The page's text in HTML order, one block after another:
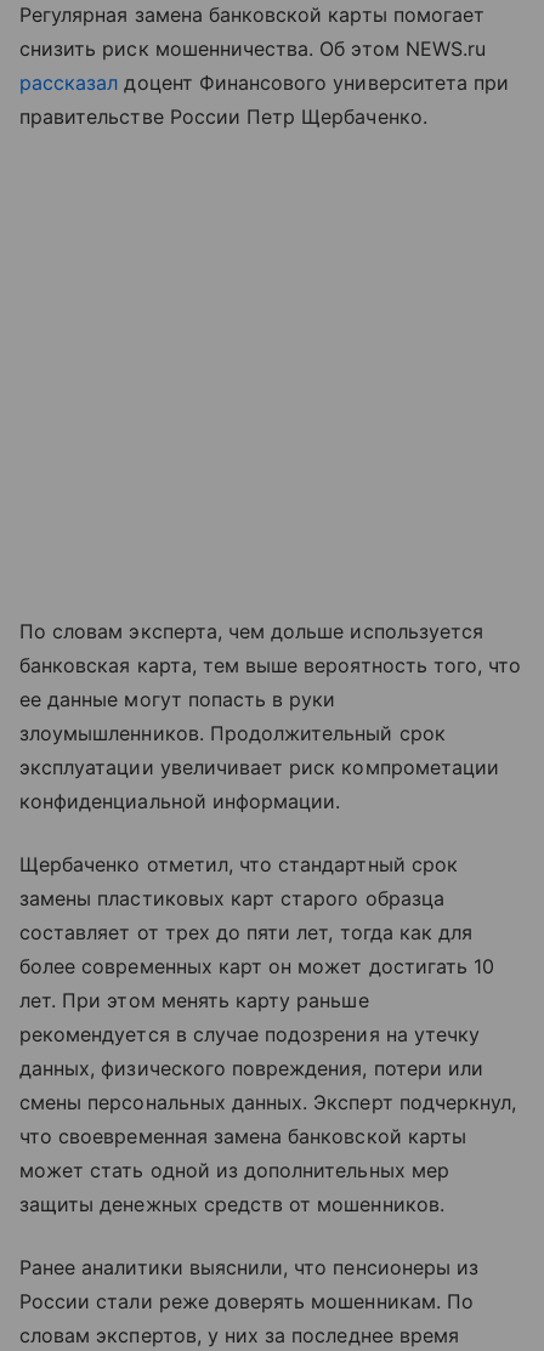
Регулярная замена банковской карты помогает
снизить риск мошенничества. Об этом NEWS.ru
рассказал доцент Финансового университета при
правительстве России Петр Щербаченко.
По словам эксперта, чем дольше используется
банковская карта, тем выше вероятность того, что
ее данные могут попасть в руки
злоумышленников. Продолжительный срок
эксплуатации увеличивает риск компрометации
конфиденциальной информации.
Щербаченко отметил, что стандартный срок
замены пластиковых карт старого образца
составляет от трех до пяти лет, тогда как для
более современных карт он может достигать 10
лет. При этом менять карту раньше
рекомендуется в случае подозрения на утечку
данных, физического повреждения, потери или
смены персональных данных. Эксперт подчеркнул,
что своевременная замена банковской карты
может стать одной из дополнительных мер
защиты денежных средств от мошенников.
Ранее аналитики выяснили, что пенсионеры из
России стали реже доверять мошенникам. По
словам экспертов, у них за последнее время